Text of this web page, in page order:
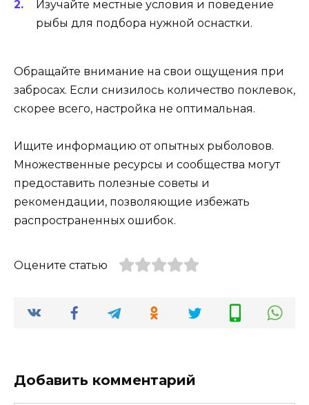
Изучайте местные условия и поведение
рыбы для подбора нужной оснастки.
Обращайте внимание на свои ощущения при
забросах. Если снизилось количество поклевок,
скорее всего, настройка не оптимальная.
Ищите информацию от опытных рыболовов.
Множественные ресурсы и сообщества могут
предоставить полезные советы и
рекомендации, позволяющие избежать
распространенных ошибок.
Оцените статью
Добавить комментарий